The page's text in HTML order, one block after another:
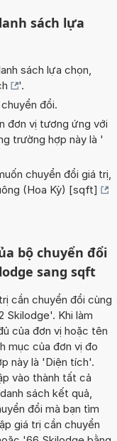
sách lựa
sách lựa chọn,
'.
đổi.
đơn vị tương ứng với
trường hợp này là '
chuyển đổi giá trị,
(Hoa Kỳ) [sqft]
bộ chuyển đổi
sang sqft
cần chuyển đổi cùng
Skilodge'. Khi làm
của đơn vị hoặc tên
mục của đơn vị đo
này là 'Diện tích'.
vào thành tất cả
sách kết quả,
đổi mà bạn tìm
giá trị cần chuyển